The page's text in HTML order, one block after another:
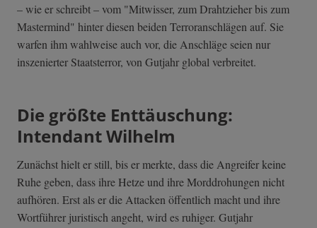
– wie er schreibt – vom "Mitwisser, zum Drahtzieher bis zum
Mastermind" hinter diesen beiden Terroranschlägen auf. Sie
warfen ihm wahlweise auch vor, die Anschläge seien nur
inszenierter Staatsterror, von Gutjahr global verbreitet.
Die größte Enttäuschung:
Intendant Wilhelm
Zunächst hielt er still, bis er merkte, dass die Angreifer keine
Ruhe geben, dass ihre Hetze und ihre Morddrohungen nicht
aufhören. Erst als er die Attacken öffentlich macht und ihre
Wortführer juristisch angeht, wird es ruhiger. Gutjahr